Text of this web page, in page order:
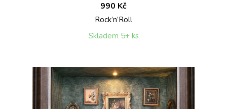
990 Kč
Rock’n’Roll
Skladem 5+ ks